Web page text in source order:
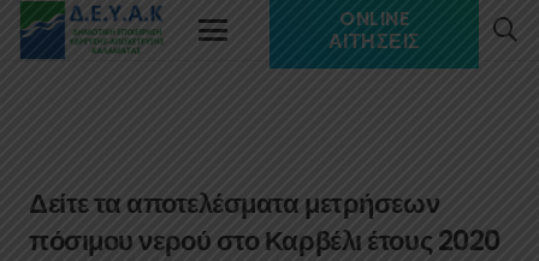
ONLINE
ΑΙΤΉΣΕΙΣ
Δείτε τα αποτελέσματα μετρήσεων
πόσιμου νερού στο Καρβέλι έτους 2020